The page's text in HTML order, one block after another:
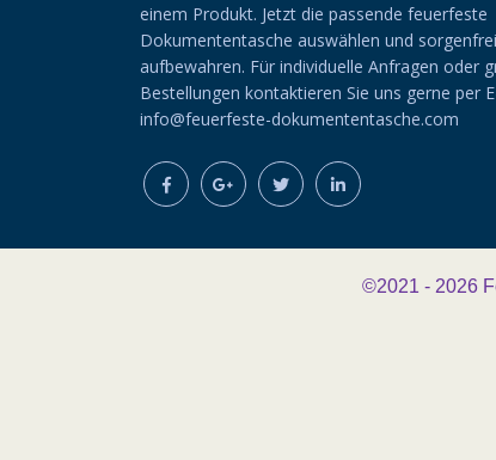
einem Produkt. Jetzt die passende feuerfeste
Dokumententasche auswählen und sorgenfrei
aufbewahren. Für individuelle Anfragen oder
Bestellungen kontaktieren Sie uns gerne per
info@feuerfeste-dokumententasche.com
©2021 - 2026